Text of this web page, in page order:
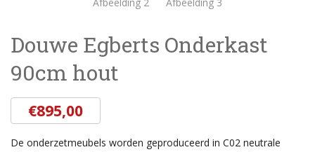
Douwe Egberts Onderkast
90cm hout
€895,00
De onderzetmeubels worden geproduceerd in C02 neutrale